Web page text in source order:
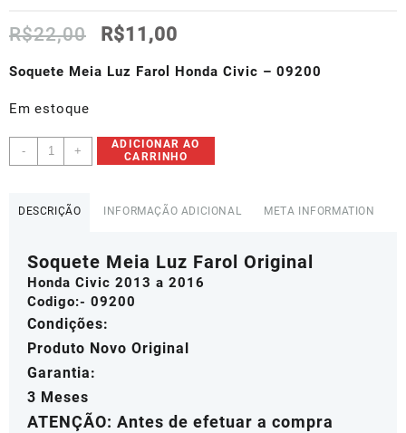
R$22,00
O
original
R$11,00
atual
Soquete Meia Luz Farol Honda Civic – 09200
Em estoque
-
Soquete
Meia
Farol
Honda
-
09200
quantidade
+
ADICIONAR AO
CARRINHO
DESCRIÇÃO INFORMAÇÃO ADICIONAL META INFORMATION
Soquete Meia Luz Farol Original
Honda Civic 2013 a 2016
Codigo:- 09200
Condições:
Produto Novo Original
Garantia:
3 Meses
ATENÇÃO: Antes de efetuar a compra